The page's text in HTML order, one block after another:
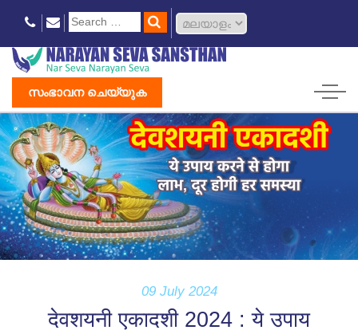
സംഭാവന ചെയ്യുക
09 July 2024
देवशयनी एकादशी 2024 : ये उपाय